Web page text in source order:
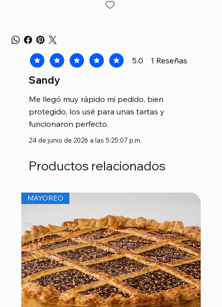
5.0 1 Reseñas
la calificación promedio es 5 de 5, basada en 1
Sandy
Me llegó muy rápido mi pedido, bien
protegido, los usé para unas tartas y
funcionaron perfecto.
24 de junio de 2026 a las 5:25:07 p.m.
Productos relacionados
MAYOREO